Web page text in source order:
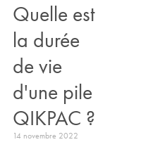
Quelle est
la durée
de vie
d'une pile
QIKPAC ?
14 novembre 2022